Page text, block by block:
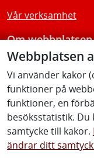
Webbplatsen
Vi använder kakor
funktioner på
funktioner, en
besöksstatistik.
samtycke till kakor.
ändrar ditt
Vår verksamhet
Om webbplatsen
Följ oss
Facebook